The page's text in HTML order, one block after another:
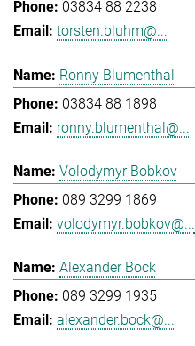
03834 88 2238
torsten.bluhm@...
Ronny Blumenthal
03834 88 1898
ronny.blumenthal@...
Volodymyr Bobkov
089 3299 1869
volodymyr.bobkov@...
Alexander Bock
089 3299 1935
alexander.bock@...